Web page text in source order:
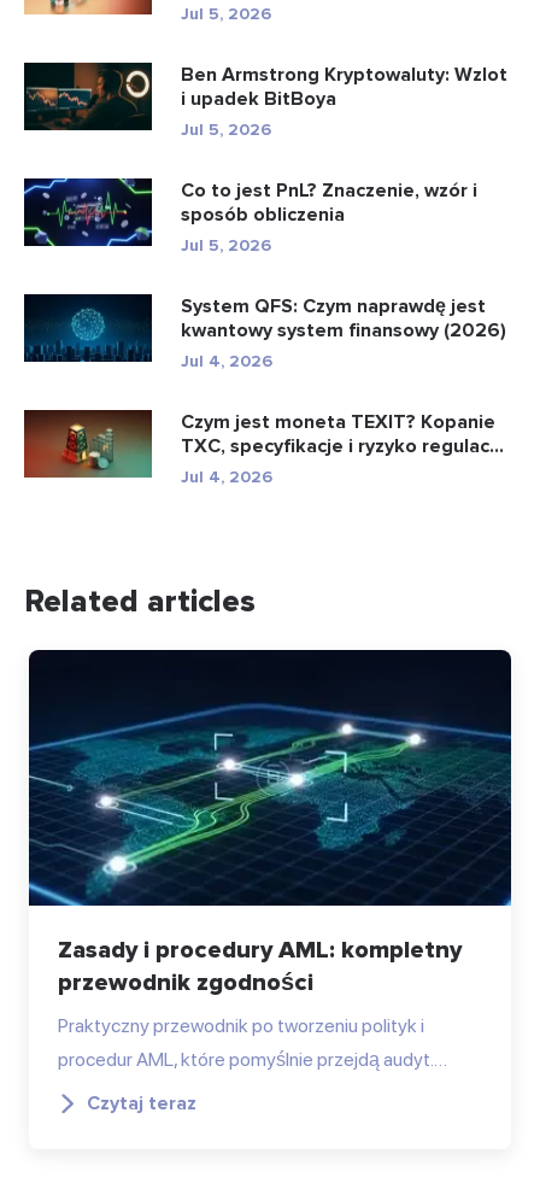
Jul 5, 2026
Ben Armstrong Kryptowaluty: Wzlot
i upadek BitBoya
Jul 5, 2026
Co to jest PnL? Znaczenie, wzór i
sposób obliczenia
Jul 5, 2026
System QFS: Czym naprawdę jest
kwantowy system finansowy (2026)
Jul 4, 2026
Czym jest moneta TEXIT? Kopanie
TXC, specyfikacje i ryzyko regulac...
Jul 4, 2026
Related articles
Zasady i procedury AML: kompletny
przewodnik zgodności
Praktyczny przewodnik po tworzeniu polityk i
procedur AML, które pomyślnie przejdą audyt.…
Czytaj teraz